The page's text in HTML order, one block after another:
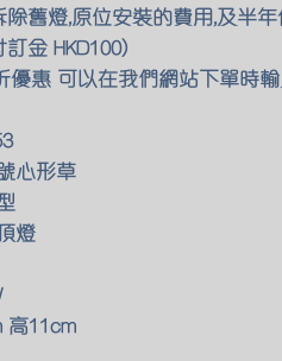
除舊燈,原位安裝的費用,及半
金 HKD100)
優惠 可以在我們網站下單時輸
心形草
燈
11cm